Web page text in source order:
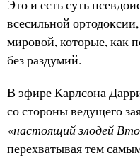
Это и есть суть
всесильной
мировой, которые, как
без раздумий.
В эфире Карлсона
со стороны ведущего
«настоящий злодей
перехватывая тем